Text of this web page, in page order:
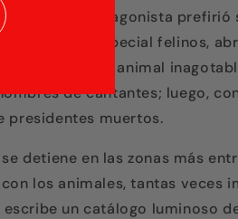
padres la protagonista prefirió
seres, en especial felinos,
de convivencia animal
de cantantes; luego,
presidentes muertos.
detiene en las zonas más
los animales, tantas veces
escribe un catálogo luminoso